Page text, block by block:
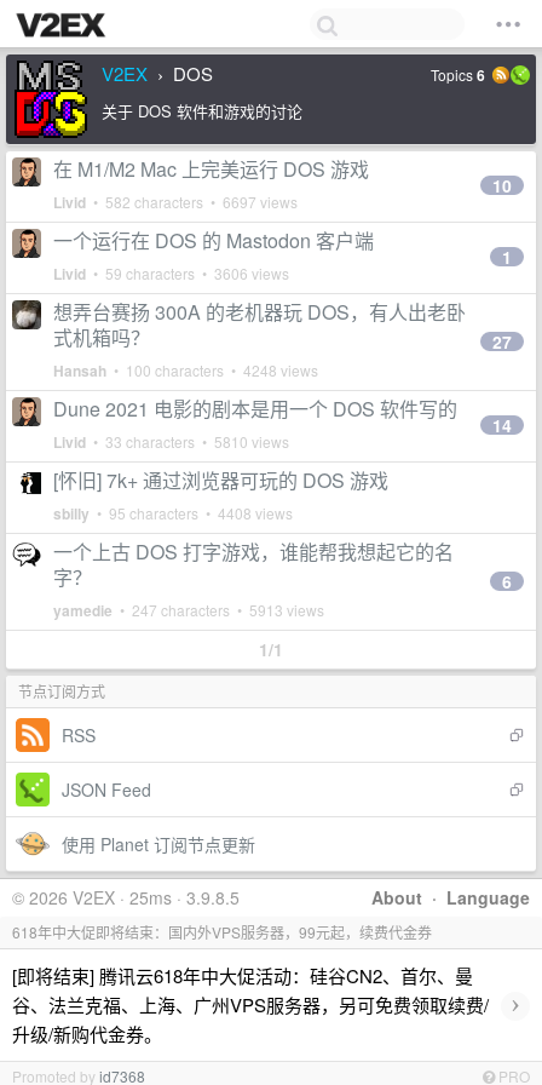
V2EX › DOS Topics6
关于 DOS 软件和游戏的讨论
在 M1/M2 Mac 上完美运行 DOS 游戏
Livid • 582 characters • 6697 views
10
一个运行在 DOS 的 Mastodon 客户端
Livid • 59 characters • 3606 views
1
想弄台赛扬 300A 的老机器玩 DOS，有人出老卧
式机箱吗？
Hansah • 100 characters • 4248 views
27
Dune 2021 电影的剧本是用一个 DOS 软件写的
Livid • 33 characters • 5810 views
14
[怀旧] 7k+ 通过浏览器可玩的 DOS 游戏
sbilly • 95 characters • 4408 views
一个上古 DOS 打字游戏，谁能帮我想起它的名
字？
yamedie • 247 characters • 5913 views
6
1/1
节点订阅方式
RSS
JSON Feed
使用 Planet 订阅节点更新
About · Language
© 2026 V2EX · 25ms · 3.9.8.5
618年中大促即将结束：国内外VPS服务器，99元起，续费代金券
[即将结束] 腾讯云618年中大促活动：硅谷CN2、首尔、曼
谷、法兰克福、上海、广州VPS服务器，另可免费领取续费/
升级/新购代金券。
›
Promoted byid7368 PRO